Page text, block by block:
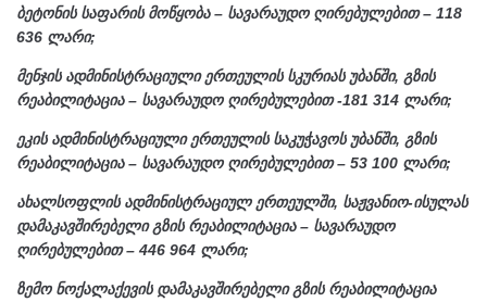
ბეტონის საფარის მოწყობა – სავარაუდო ღირებულებით – 118
636 ლარი;
მენჯის ადმინისტრაციული ერთეულის სკურიას უბანში, გზის
რეაბილიტაცია – სავარაუდო ღირებულებით -181 314 ლარი;
ეკის ადმინისტრაციული ერთეულის საკუჭავოს უბანში, გზის
რეაბილიტაცია – სავარაუდო ღირებულებით – 53 100 ლარი;
ახალსოფლის ადმინისტრაციულ ერთეულში, საჟვანიო-ისულას
დამაკავშირებელი გზის რეაბილიტაცია – სავარაუდო
ღირებულებით – 446 964 ლარი;
ზემო ნოქალაქევის დამაკავშირებელი გზის რეაბილიტაცია